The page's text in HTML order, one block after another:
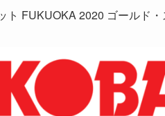
ト FUKUOKA 2020 ゴールド